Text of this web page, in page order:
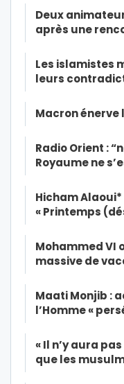
Deux
après une
Les islamistes
leurs
Macron énerve
Radio Orient :
Royaume ne
Hicham
« Printemps
Mohammed VI
massive de
Maati Monjib :
l’Homme «
« Il n’y aura
que les